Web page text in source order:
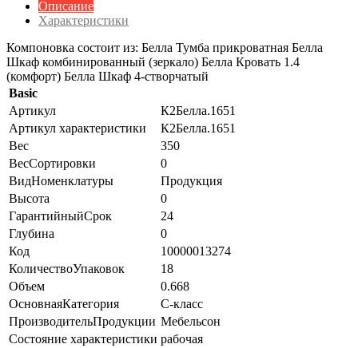
Описание
Характеристики
Компоновка состоит из: Белла Тумба прикроватная Белла
Шкаф комбинированный (зеркало) Белла Кровать 1.4
(комфорт) Белла Шкаф 4-створчатый
Basic
Артикул
К2Белла.1651
Артикул характеристики
К2Белла.1651
Вес
350
ВесСортировки
0
ВидНоменклатуры
Продукция
Высота
0
ГарантийныйСрок
24
Глубина
0
Код
10000013274
КоличествоУпаковок
18
Объем
0.668
ОсновнаяКатегория
С-класс
ПроизводительПродукции Мебельсон
Состояние характеристики рабочая